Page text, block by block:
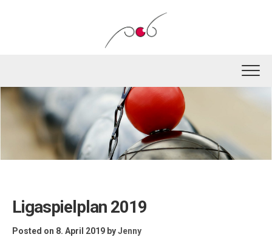
Ligaspielplan 2019
Posted on 8. April 2019 byJenny